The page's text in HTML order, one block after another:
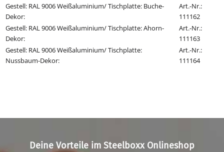
Gestell: RAL 9006 Weißaluminium/ Tischplatte: Buche-
Dekor:
Art.-Nr.:
111162
Gestell: RAL 9006 Weißaluminium/ Tischplatte: Ahorn-
Dekor:
Art.-Nr.:
111163
Gestell: RAL 9006 Weißaluminium/ Tischplatte:
Nussbaum-Dekor:
Art.-Nr.:
111164
Deine Vorteile im Steelboxx Onlineshop